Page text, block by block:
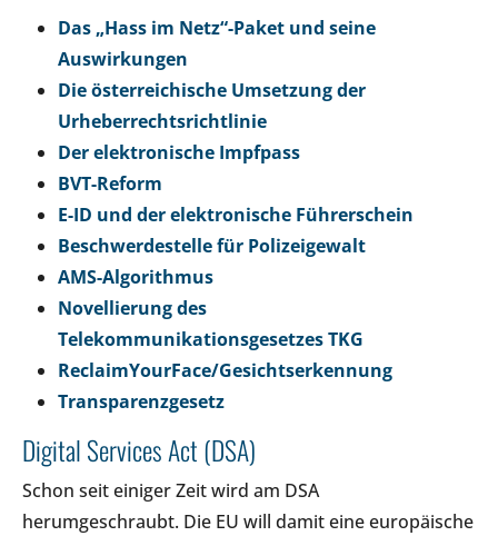
Das „Hass im Netz“-Paket und seine
Auswirkungen
Die österreichische Umsetzung der
Urheberrechtsrichtlinie
Der elektronische Impfpass
BVT-Reform
E-ID und der elektronische Führerschein
Beschwerdestelle für Polizeigewalt
AMS-Algorithmus
Novellierung des
Telekommunikationsgesetzes TKG
ReclaimYourFace/Gesichtserkennung
Transparenzgesetz
Digital Services Act (DSA)
Schon seit einiger Zeit wird am DSA
herumgeschraubt. Die EU will damit eine europäische